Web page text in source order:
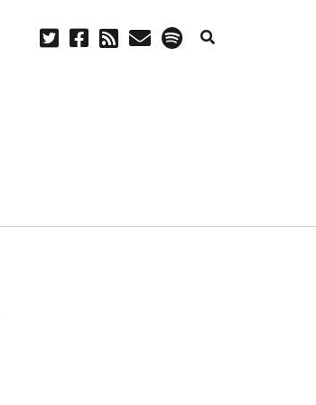
twitterfacebook
rssemailspotify